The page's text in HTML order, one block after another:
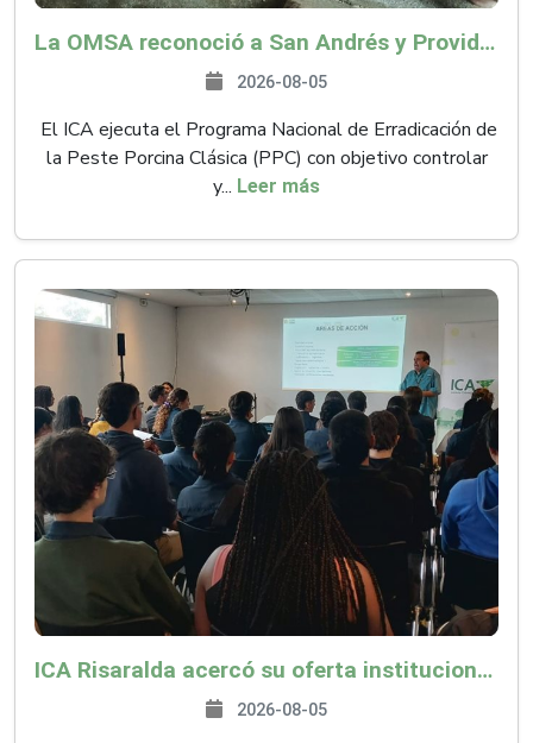
La OMSA reconoció a San Andrés y Providencia como zona libre de Peste Porcina Clásica (PPC)
2026-08-05
El ICA ejecuta el Programa Nacional de Erradicación de
la Peste Porcina Clásica (PPC) con objetivo controlar
y... Leer más
ICA Risaralda acercó su oferta institucional a productores y emprendedores en Expocamello
2026-08-05